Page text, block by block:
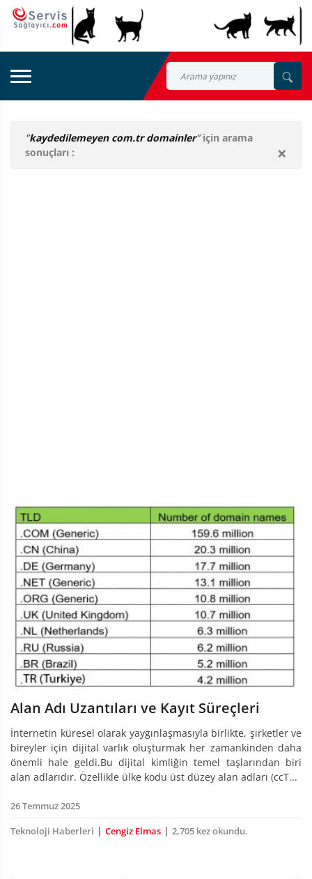
"kaydedilemeyen com.tr domainler" için arama
sonuçları :
×
Alan Adı Uzantıları ve Kayıt Süreçleri
İnternetin küresel olarak yaygınlaşmasıyla birlikte, şirketler ve
bireyler için dijital varlık oluşturmak her zamankinden daha
önemli hale geldi.Bu dijital kimliğin temel taşlarından biri
alan adlarıdır. Özellikle ülke kodu üst düzey alan adları (ccT...
26 Temmuz 2025
Teknoloji Haberleri | Cengiz Elmas | 2,705 kez okundu.